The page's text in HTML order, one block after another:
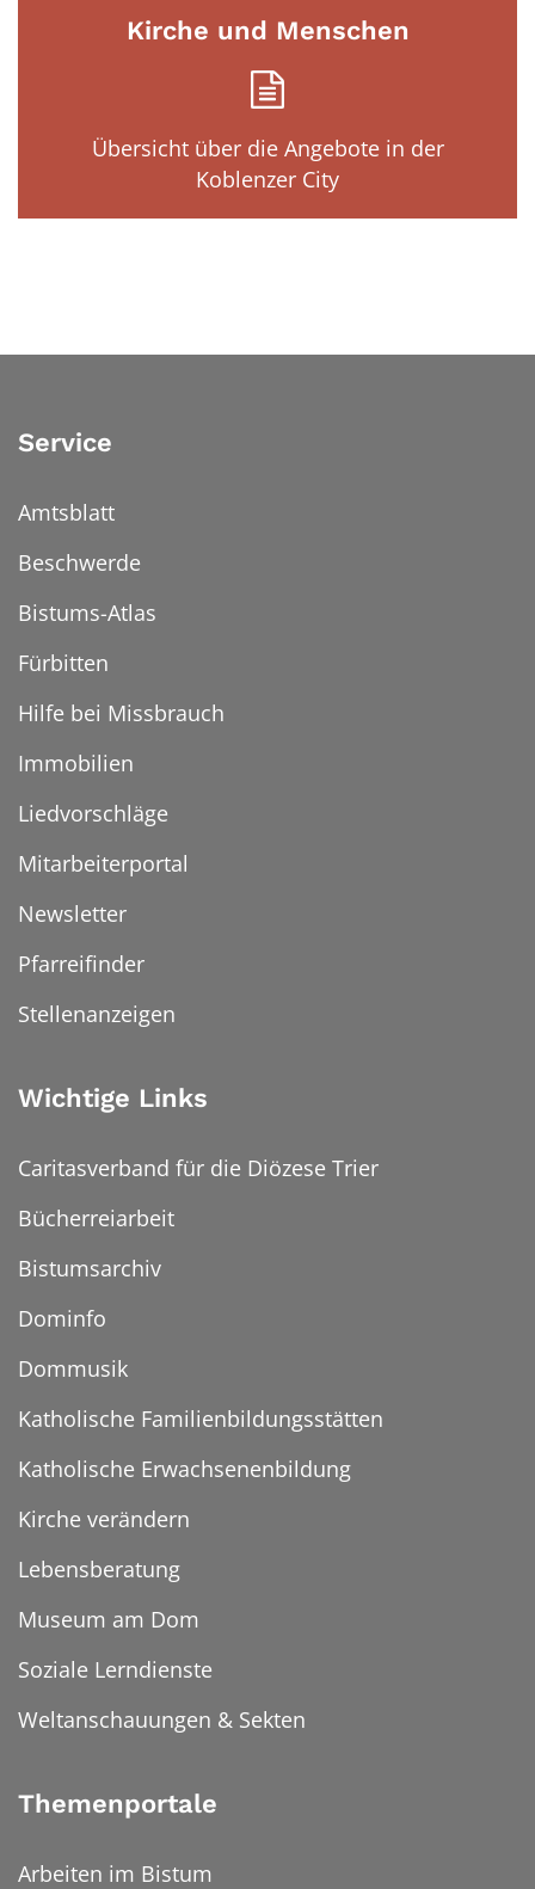
Kirche und Menschen
Übersicht über die Angebote in der
Koblenzer City
Service
Amtsblatt
Beschwerde
Bistums-Atlas
Fürbitten
Hilfe bei Missbrauch
Immobilien
Liedvorschläge
Mitarbeiterportal
Newsletter
Pfarreifinder
Stellenanzeigen
Wichtige Links
Caritasverband für die Diözese Trier
Bücherreiarbeit
Bistumsarchiv
Dominfo
Dommusik
Katholische Familienbildungsstätten
Katholische Erwachsenenbildung
Kirche verändern
Lebensberatung
Museum am Dom
Soziale Lerndienste
Weltanschauungen & Sekten
Themenportale
Arbeiten im Bistum